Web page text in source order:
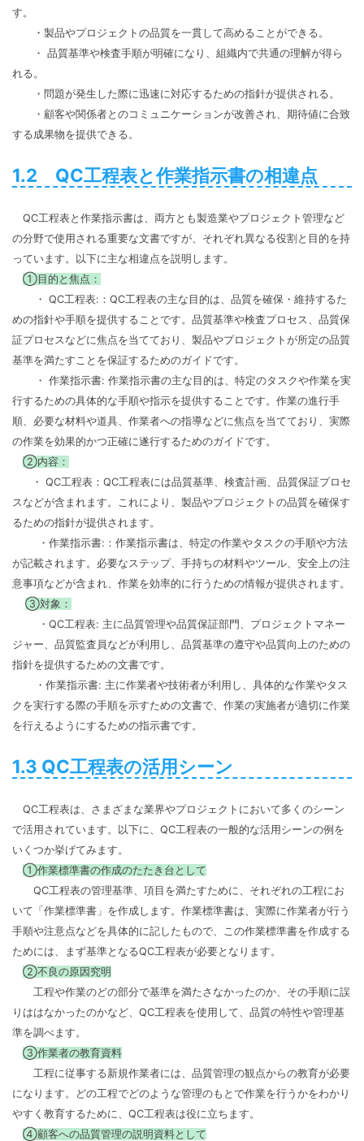
す。
・製品やプロジェクトの品質を一貫して高めることができる。
・ 品質基準や検査手順が明確になり、組織内で共通の理解が得ら
れる。
・問題が発生した際に迅速に対応するための指針が提供される。
・顧客や関係者とのコミュニケーションが改善され、期待値に合致
する成果物を提供できる。
1.2 QC工程表と作業指示書の相違点
QC工程表と作業指示書は、両方とも製造業やプロジェクト管理など
の分野で使用される重要な文書ですが、それぞれ異なる役割と目的を持
っています。以下に主な相違点を説明します。
①目的と焦点：
・ QC工程表:：QC工程表の主な目的は、品質を確保・維持するた
めの指針や手順を提供することです。品質基準や検査プロセス、品質保
証プロセスなどに焦点を当てており、製品やプロジェクトが所定の品質
基準を満たすことを保証するためのガイドです。
・ 作業指示書: 作業指示書の主な目的は、特定のタスクや作業を実
行するための具体的な手順や指示を提供することです。作業の進行手
順、必要な材料や道具、作業者への指導などに焦点を当てており、実際
の作業を効果的かつ正確に遂行するためのガイドです。
②内容：
・ QC工程表：QC工程表には品質基準、検査計画、品質保証プロセ
スなどが含まれます。これにより、製品やプロジェクトの品質を確保す
るための指針が提供されます。
・作業指示書:：作業指示書は、特定の作業やタスクの手順や方法
が記載されます。必要なステップ、手持ちの材料やツール、安全上の注
意事項などが含まれ、作業を効率的に行うための情報が提供されます。
③対象：
・QC工程表: 主に品質管理や品質保証部門、プロジェクトマネー
ジャー、品質監査員などが利用し、品質基準の遵守や品質向上のための
指針を提供するための文書です。
・作業指示書: 主に作業者や技術者が利用し、具体的な作業やタス
クを実行する際の手順を示すための文書で、作業の実施者が適切に作業
を行えるようにするための指示書です。
1.3 QC工程表の活用シーン
QC工程表は、さまざまな業界やプロジェクトにおいて多くのシーン
で活用されています。以下に、QC工程表の一般的な活用シーンの例を
いくつか挙げてみます。
①作業標準書の作成のたたき台として
QC工程表の管理基準、項目を満たすために、それぞれの工程にお
いて「作業標準書」を作成します。作業標準書は、実際に作業者が行う
手順や注意点などを具体的に記したもので、この作業標準書を作成する
ためには、まず基準となるQC工程表が必要となります。
②不良の原因究明
工程や作業のどの部分で基準を満たさなかったのか、その手順に誤
りははなかったのかなど、QC工程表を使用して、品質の特性や管理基
準を調べます。
③作業者の教育資料
工程に従事する新規作業者には、品質管理の観点からの教育が必要
になります。どの工程でどのような管理のもとで作業を行うかをわかり
やすく教育するために、QC工程表は役に立ちます。
④顧客への品質管理の説明資料として